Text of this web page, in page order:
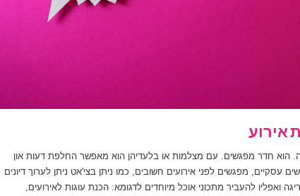
אירוע
הוא חדר מפגשים. עם מצלמות או בלעדיהן הוא מאפשר החלפת דעות און
עסקיים, מפגשים לפני אירועים חשובים, כמו ניתן בצי'אט ניתן לערוך דיונים
ואפליו להעביר מתכוני אוכל מיוחדים לדגומא: הכנת עוגות לאירועים,